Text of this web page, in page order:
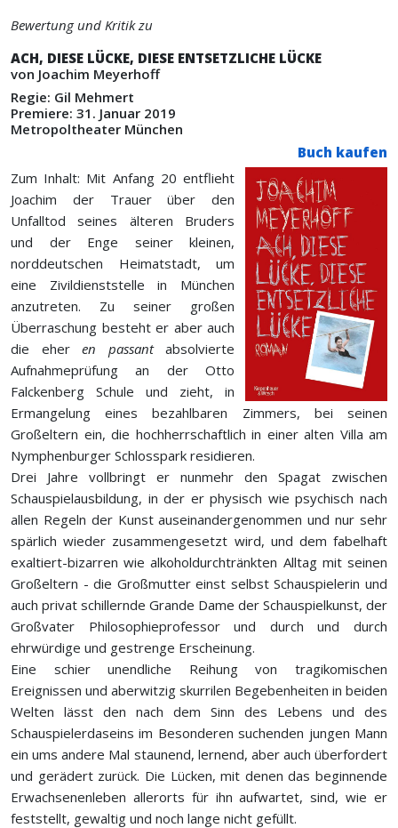
Bewertung und Kritik zu
ACH, DIESE LÜCKE, DIESE ENTSETZLICHE LÜCKE
von Joachim Meyerhoff
Regie: Gil Mehmert
Premiere: 31. Januar 2019
Metropoltheater München
Buch kaufen
Zum Inhalt: Mit Anfang 20 entflieht
Joachim der Trauer über den
Unfalltod seines älteren Bruders
und der Enge seiner kleinen,
norddeutschen Heimatstadt, um
eine Zivildienststelle in München
anzutreten. Zu seiner großen
Überraschung besteht er aber auch
die eher en passantabsolvierte
Aufnahmeprüfung an der Otto
Falckenberg Schule und zieht, in
Ermangelung eines bezahlbaren Zimmers, bei seinen
Großeltern ein, die hochherrschaftlich in einer alten Villa am
Nymphenburger Schlosspark residieren.
Drei Jahre vollbringt er nunmehr den Spagat zwischen
Schauspielausbildung, in der er physisch wie psychisch nach
allen Regeln der Kunst auseinandergenommen und nur sehr
spärlich wieder zusammengesetzt wird, und dem fabelhaft
exaltiert-bizarren wie alkoholdurchtränkten Alltag mit seinen
Großeltern - die Großmutter einst selbst Schauspielerin und
auch privat schillernde Grande Dame der Schauspielkunst, der
Großvater Philosophieprofessor und durch und durch
ehrwürdige und gestrenge Erscheinung.
Eine schier unendliche Reihung von tragikomischen
Ereignissen und aberwitzig skurrilen Begebenheiten in beiden
Welten lässt den nach dem Sinn des Lebens und des
Schauspielerdaseins im Besonderen suchenden jungen Mann
ein ums andere Mal staunend, lernend, aber auch überfordert
und gerädert zurück. Die Lücken, mit denen das beginnende
Erwachsenenleben allerorts für ihn aufwartet, sind, wie er
feststellt, gewaltig und noch lange nicht gefüllt.